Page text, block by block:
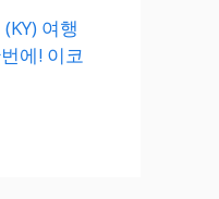
여행
에! 이코